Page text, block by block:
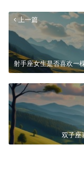
上一篇
射手座女生是否喜欢一
双子座